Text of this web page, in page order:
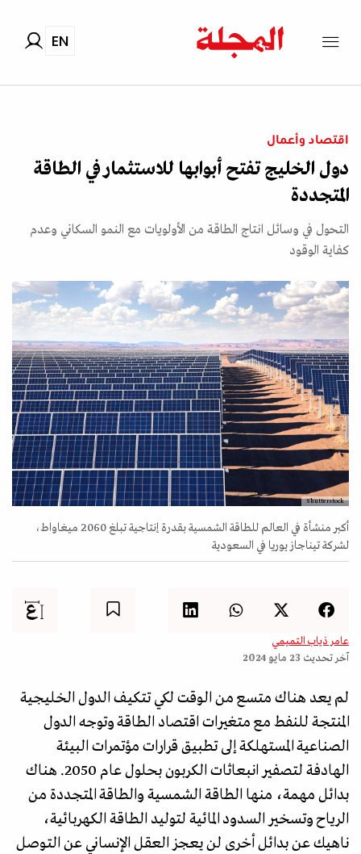
EN
اقتصاد وأعمال
دول الخليج تفتح أبوابها للاستثمار في الطاقة
المتجددة
التحول في وسائل انتاج الطاقة من الأولويات مع النمو السكاني وعدم
كفاية الوقود
Shutterstock
أكبر منشأة في العالم للطاقة الشمسية بقدرة إنتاجية تبلغ 2060 ميغاواط،
لشركة تيناجاز يوريا في السعودية
عامر ذياب التميمي
آخر تحديث 23 مايو 2024
لم يعد هناك متسع من الوقت لكي تتكيف الدول الخليجية
المنتجة للنفط مع متغيرات اقتصاد الطاقة وتوجه الدول
الصناعية المستهلكة إلى تطبيق قرارات مؤتمرات البيئة
الهادفة لتصفير انبعاثات الكربون بحلول عام 2050. هناك
بدائل مهمة، منها الطاقة الشمسية والطاقة المتجددة من
الرياح وتسخير السدود المائية لتوليد الطاقة الكهربائية،
ناهيك عن بدائل أخرى لن يعجز العقل الإنساني عن التوصل